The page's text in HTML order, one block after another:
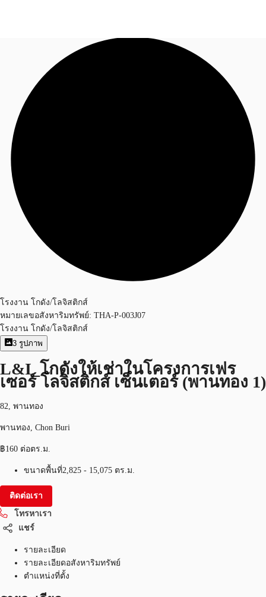
พื้นที่สำนักงาน
เฟล็กสเปซ
+6626246471
โรงงาน โกดัง/โลจิสติกส์
หมายเลขอสังหาริมทรัพย์: THA-P-003J07
โรงงาน โกดัง/โลจิสติกส์
3 รูปภาพ
L&I_โกดังให้เช่าในโครงการเฟร
เซอร์ โลจิสติกส์ เซ็นเตอร์ (พานทอง 1)
82, พานทอง
พานทอง, Chon Buri
฿160 ต่อตร.ม.
ขนาดพื้นที่2,825 - 15,075 ตร.ม.
ติดต่อเรา
โทรหาเรา
แชร์
รายละเอียด
รายละเอียดอสังหาริมทรัพย์
ตำแหน่งที่ตั้ง